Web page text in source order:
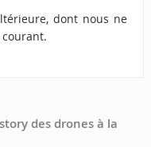
dont nous ne
des drones à la